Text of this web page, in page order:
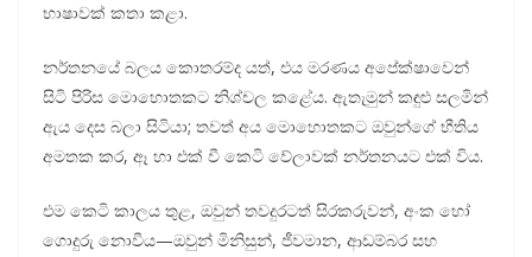
භාෂාවක් කතා කළා.
නර්තනයේ බලය කොතරම්ද යත්, එය මරණය අපේක්ෂාවෙන්
සිටි පිරිස මොහොතකට නිශ්චල කළේය. ඇතැමුන් කඳුළු සලමින්
ඇය දෙස බලා සිටියා; තවත් අය මොහොතකට ඔවුන්ගේ භීතිය
අමතක කර, ඈ හා එක් වී කෙටි වේලාවක් නර්තනයට එක් විය.
එම කෙටි කාලය තුළ, ඔවුන් තවදුරටත් සිරකරුවන්, අංක හෝ
ගොදුරු නොවීය—ඔවුන් මිනිසුන්, ජීවමාන, ආඩම්බර සහ